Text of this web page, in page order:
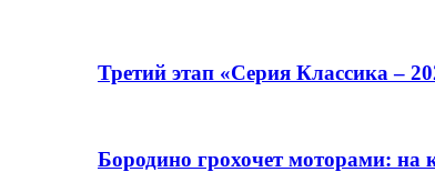
Третий этап «Серия Классика –
Бородино грохочет моторами: